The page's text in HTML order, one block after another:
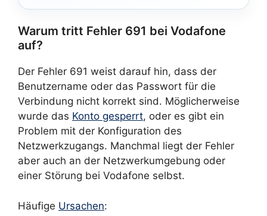
Warum tritt Fehler 691 bei Vodafone
auf?
Der Fehler 691 weist darauf hin, dass der
Benutzername oder das Passwort für die
Verbindung nicht korrekt sind. Möglicherweise
wurde das Konto gesperrt, oder es gibt ein
Problem mit der Konfiguration des
Netzwerkzugangs. Manchmal liegt der Fehler
aber auch an der Netzwerkumgebung oder
einer Störung bei Vodafone selbst.
Häufige Ursachen: